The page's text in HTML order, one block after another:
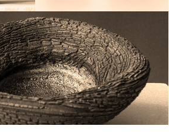
• ДЕКАБРЬ
И ВРЕМЯ
его обсуждаем уточняя
разговора, Вы
решение о дальнейшем